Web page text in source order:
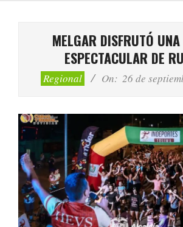
MELGAR DISFRUTÓ
ESPECTACULAR DE
Regional On: 26 de